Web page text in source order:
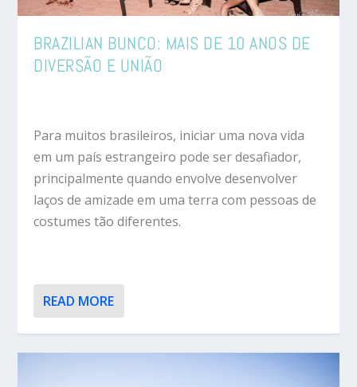
BRAZILIAN BUNCO: MAIS DE 10 ANOS DE
DIVERSÃO E UNIÃO
Para muitos brasileiros, iniciar uma nova vida
em um país estrangeiro pode ser desafiador,
principalmente quando envolve desenvolver
laços de amizade em uma terra com pessoas de
costumes tão diferentes.
READ MORE